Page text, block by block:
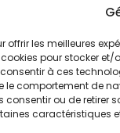
offrir les meilleures
pour stocker
à ces
le comportement de
consentir ou de retirer
caractéristiques